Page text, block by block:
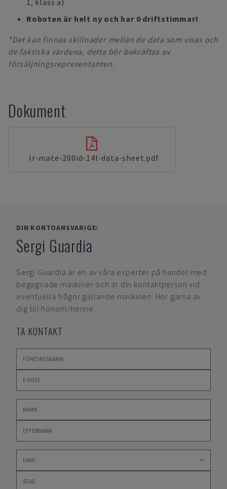
1, klass a)
Roboten är helt ny och har 0 driftstimmar!
*Det kan finnas skillnader mellan de data som visas och
de faktiska värdena, detta bör bekräftas av
försäljningsrepresentanten.
Dokument
lr-mate-200id-14l-data-sheet.pdf
DIN KONTOANSVARIGE:
Sergi Guardia
Sergi Guardia är en av våra experter på handel med
begagnade maskiner och är din kontaktperson vid
eventuella frågor gällande maskinen. Hör gärna av
dig till honom/henne.
TA KONTAKT